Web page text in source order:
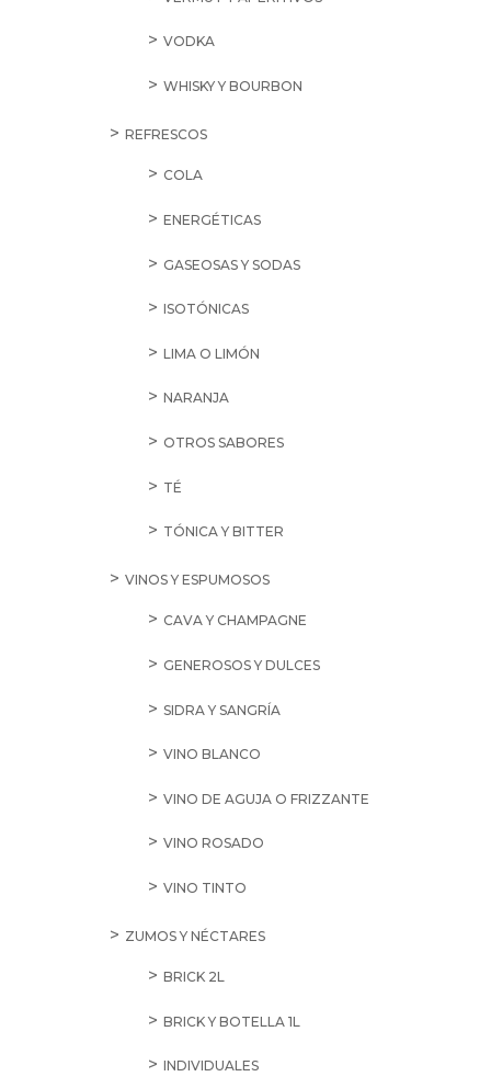
VODKA
WHISKY Y BOURBON
REFRESCOS
COLA
ENERGÉTICAS
GASEOSAS Y SODAS
ISOTÓNICAS
LIMA O LIMÓN
NARANJA
OTROS SABORES
TÉ
TÓNICA Y BITTER
VINOS Y ESPUMOSOS
CAVA Y CHAMPAGNE
GENEROSOS Y DULCES
SIDRA Y SANGRÍA
VINO BLANCO
VINO DE AGUJA O FRIZZANTE
VINO ROSADO
VINO TINTO
ZUMOS Y NÉCTARES
BRICK 2L
BRICK Y BOTELLA 1L
INDIVIDUALES